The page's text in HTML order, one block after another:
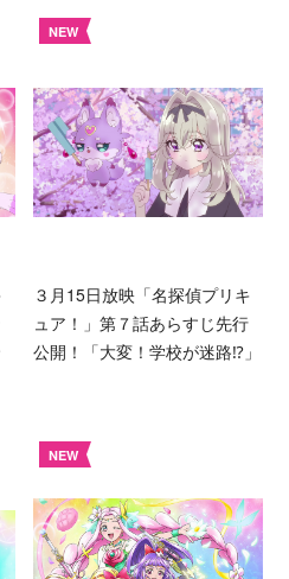
NEW
３月15日放映「名探偵プリキ
ュア！」第７話あらすじ先行
公開！「大変！学校が迷路⁉︎」
NEW